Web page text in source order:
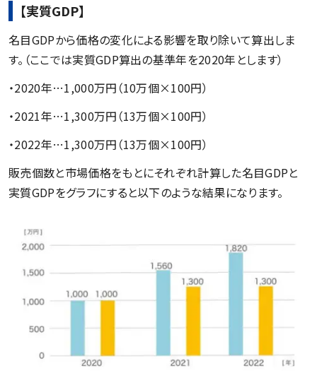
【実質GDP】
名目GDPから価格の変化による影響を取り除いて算出しま
す。（ここでは実質GDP算出の基準年を2020年とします）
・2020年…1,000万円（10万個×100円）
・2021年…1,300万円（13万個×100円）
・2022年…1,300万円（13万個×100円）
販売個数と市場価格をもとにそれぞれ計算した名目GDPと
実質GDPをグラフにすると以下のような結果になります。